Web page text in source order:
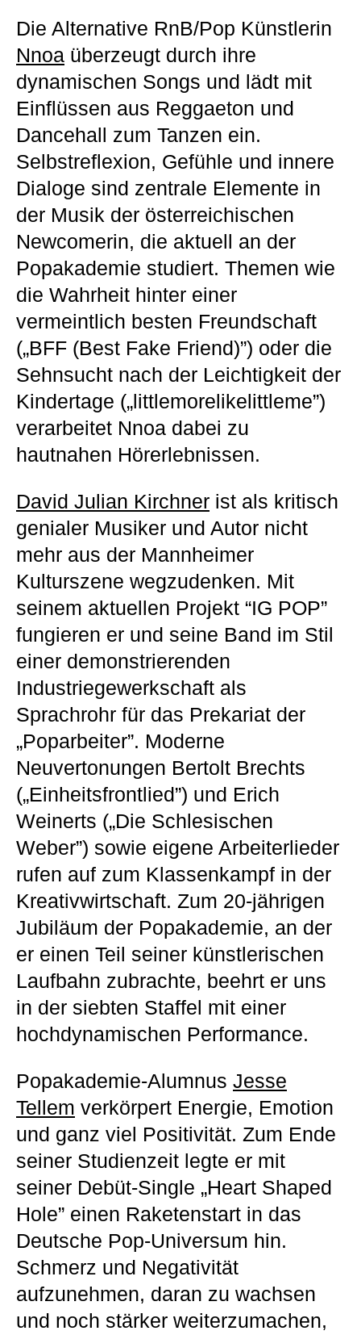
Die Alternative RnB/Pop Künstlerin
Nnoa überzeugt durch ihre
dynamischen Songs und lädt mit
Einflüssen aus Reggaeton und
Dancehall zum Tanzen ein.
Selbstreflexion, Gefühle und innere
Dialoge sind zentrale Elemente in
der Musik der österreichischen
Newcomerin, die aktuell an der
Popakademie studiert. Themen wie
die Wahrheit hinter einer
vermeintlich besten Freundschaft
(„BFF (Best Fake Friend)”) oder die
Sehnsucht nach der Leichtigkeit der
Kindertage („littlemorelikelittleme”)
verarbeitet Nnoa dabei zu
hautnahen Hörerlebnissen.
David Julian Kirchner ist als kritisch
genialer Musiker und Autor nicht
mehr aus der Mannheimer
Kulturszene wegzudenken. Mit
seinem aktuellen Projekt “IG POP”
fungieren er und seine Band im Stil
einer demonstrierenden
Industriegewerkschaft als
Sprachrohr für das Prekariat der
„Poparbeiter”. Moderne
Neuvertonungen Bertolt Brechts
(„Einheitsfrontlied”) und Erich
Weinerts („Die Schlesischen
Weber”) sowie eigene Arbeiterlieder
rufen auf zum Klassenkampf in der
Kreativwirtschaft. Zum 20-jährigen
Jubiläum der Popakademie, an der
er einen Teil seiner künstlerischen
Laufbahn zubrachte, beehrt er uns
in der siebten Staffel mit einer
hochdynamischen Performance.
Popakademie-Alumnus Jesse
Tellem verkörpert Energie, Emotion
und ganz viel Positivität. Zum Ende
seiner Studienzeit legte er mit
seiner Debüt-Single „Heart Shaped
Hole” einen Raketenstart in das
Deutsche Pop-Universum hin.
Schmerz und Negativität
aufzunehmen, daran zu wachsen
und noch stärker weiterzumachen,